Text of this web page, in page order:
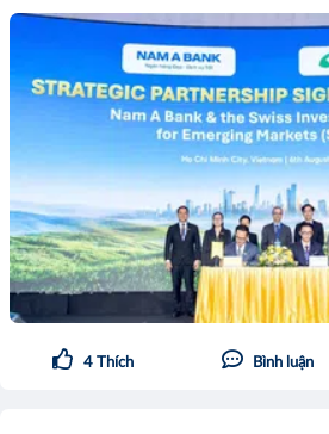
4 Thích Bình luận